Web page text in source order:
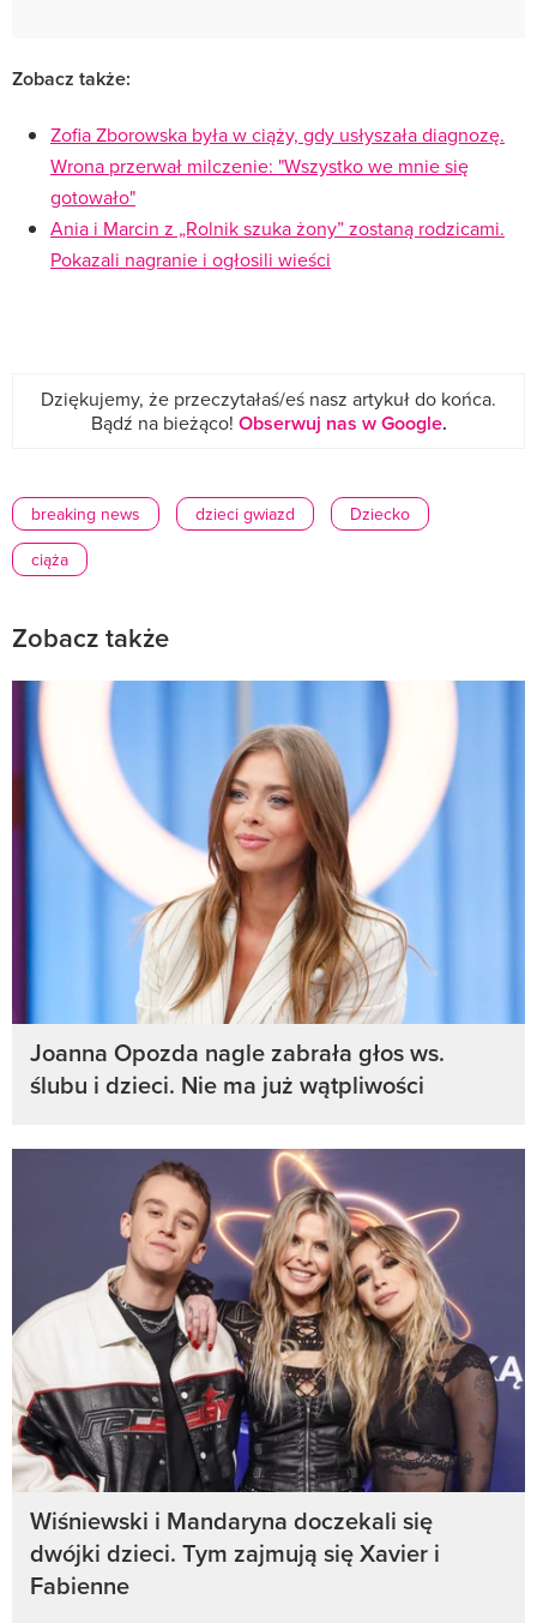
Zobacz także:
Zofia Zborowska była w ciąży, gdy usłyszała diagnozę.
Wrona przerwał milczenie: "Wszystko we mnie się
gotowało"
Ania i Marcin z „Rolnik szuka żony” zostaną rodzicami.
Pokazali nagranie i ogłosili wieści
Dziękujemy, że przeczytałaś/eś nasz artykuł do końca.
Bądź na bieżąco! Obserwuj nas w Google.
breaking news dzieci gwiazd
Dziecko
ciąża
Zobacz także
Joanna Opozda nagle zabrała głos ws.
ślubu i dzieci. Nie ma już wątpliwości
Wiśniewski i Mandaryna doczekali się
dwójki dzieci. Tym zajmują się Xavier i
Fabienne